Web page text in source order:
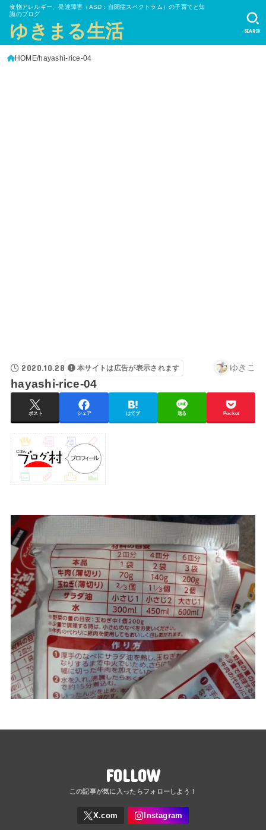
食物アレルギー、発達障害（ASD：自閉症スペクトラム）の子育てと知
識のブログ
ゆきまる生活 SEARCH
HOME hayashi-rice-04
2020.10.28 本サイトは広告が表示されます ゆきこ
hayashi-rice-04
ポスト シェア はてブ 送る Pocket
FOLLOW